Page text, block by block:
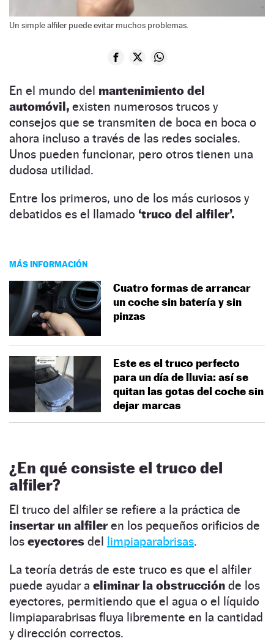
Un simple alfiler puede evitar muchos problemas.
En el mundo del mantenimiento del
automóvil, existen numerosos trucos y
consejos que se transmiten de boca en boca o
ahora incluso a través de las redes sociales.
Unos pueden funcionar, pero otros tienen una
dudosa utilidad.
Entre los primeros, uno de los más curiosos y
debatidos es el llamado ‘truco del alfiler’.
MÁS INFORMACIÓN
Cuatro formas de arrancar
un coche sin batería y sin
pinzas
Este es el truco perfecto
para un día de lluvia: así se
quitan las gotas del coche sin
dejar marcas
¿En qué consiste el truco del
alfiler?
El truco del alfiler se refiere a la práctica de
insertar un alfileren los pequeños orificios de
los eyectores del limpiaparabrisas.
La teoría detrás de este truco es que el alfiler
puede ayudar a eliminar la obstrucción de los
eyectores, permitiendo que el agua o el líquido
limpiaparabrisas fluya libremente en la cantidad
y dirección correctos.